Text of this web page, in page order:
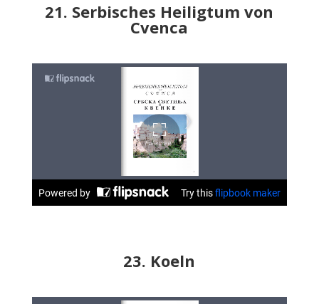
21. Serbisches Heiligtum von
Cvenca
23. Koeln